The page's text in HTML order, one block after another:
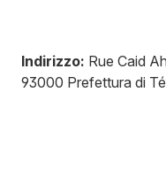
Indirizzo: Rue Caid
93000 Prefettura di